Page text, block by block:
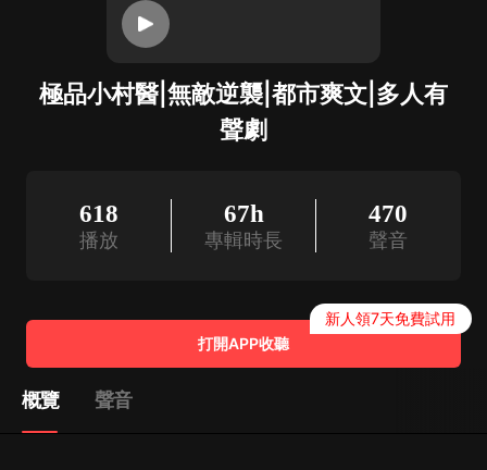
極品小村醫|無敵逆襲|都市爽文|多人有
聲劇
618
播放
67h
專輯時長
470
聲音
打開APP收聽
新人領7天免費試用
概覽 聲音